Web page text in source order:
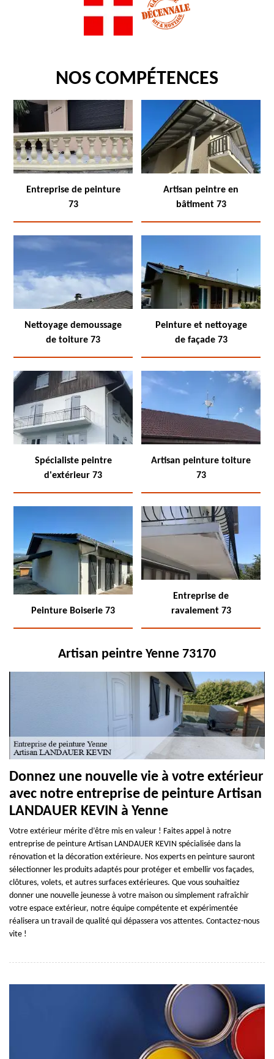
NOS COMPÉTENCES
Entreprise de peinture
73
Artisan peintre en
bâtiment 73
Nettoyage demoussage
de toiture 73
Peinture et nettoyage
de façade 73
Spécialiste peintre
d'extérieur 73
Artisan peinture toiture
73
Peinture Boiserie 73
Entreprise de
ravalement 73
Artisan peintre Yenne 73170
Donnez une nouvelle vie à votre extérieur
avec notre entreprise de peinture Artisan
LANDAUER KEVIN à Yenne
Votre extérieur mérite d’être mis en valeur ! Faites appel à notre
entreprise de peinture Artisan LANDAUER KEVIN spécialisée dans la
rénovation et la décoration extérieure. Nos experts en peinture sauront
sélectionner les produits adaptés pour protéger et embellir vos façades,
clôtures, volets, et autres surfaces extérieures. Que vous souhaitiez
donner une nouvelle jeunesse à votre maison ou simplement rafraîchir
votre espace extérieur, notre équipe compétente et expérimentée
réalisera un travail de qualité qui dépassera vos attentes. Contactez-nous
vite !